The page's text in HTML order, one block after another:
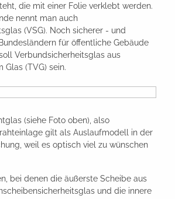
die mit einer Folie verklebt werden.
nennt man auch
(VSG). Noch sicherer - und
für öffentliche Gebäude
Verbundsicherheitsglas aus
(TVG) sein.
(siehe Foto oben), also
gilt als Auslaufmodell in der
weil es optisch viel zu wünschen
bei denen die äußerste Scheibe aus
und die innere